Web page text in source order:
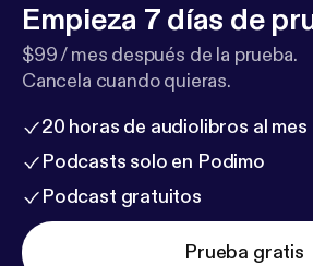
Empieza 7 días de
$99 / mes después de la prueba.
Cancela cuando quieras.
20 horas de audiolibros al mes
Podcasts solo en Podimo
Podcast gratuitos
Prueba gratis